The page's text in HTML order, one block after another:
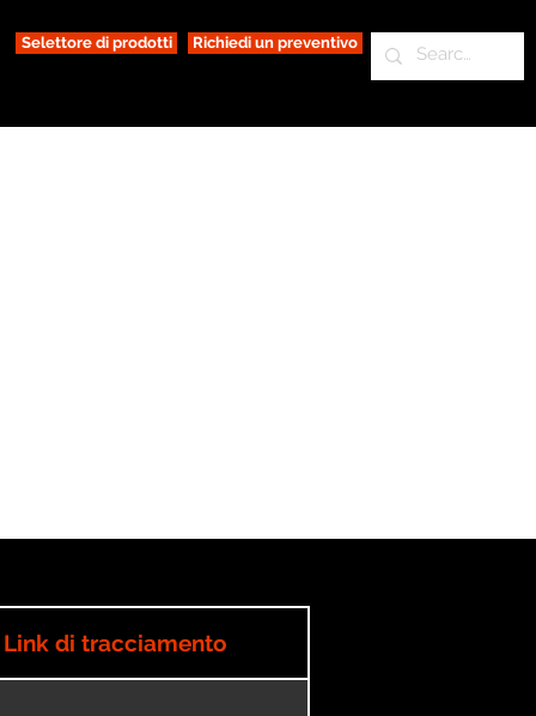
Selettore di prodotti Richiedi un preventivo
Link di tracciamento